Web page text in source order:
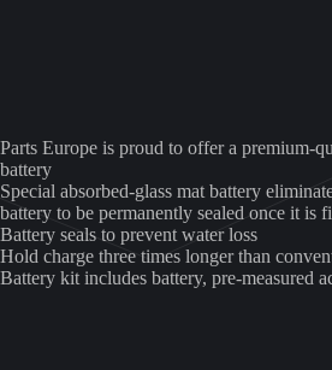
Parts Europe is proud to offer a premium-
battery
Special absorbed-glass mat battery
battery to be permanently sealed once it is
Battery seals to prevent water loss
Hold charge three times longer than
Battery kit includes battery, pre-measured